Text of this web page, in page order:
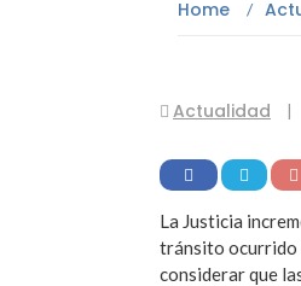
Home /
Actualidad |
La Justicia
tránsito ocurrido
considerar que